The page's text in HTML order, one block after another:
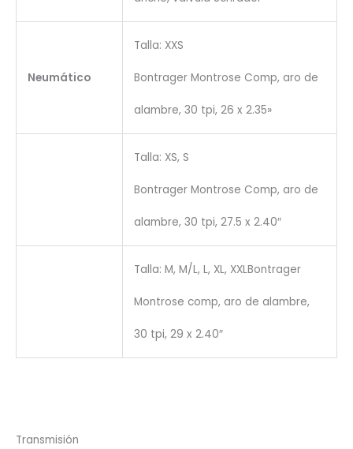
Neumático
Talla: XXS
Bontrager Montrose Comp, aro de
alambre, 30 tpi, 26 x 2.35»
Talla: XS, S
Bontrager Montrose Comp, aro de
alambre, 30 tpi, 27.5 x 2.40″
Talla: M, M/L, L, XL, XXLBontrager
Montrose comp, aro de alambre,
30 tpi, 29 x 2.40″
Transmisión